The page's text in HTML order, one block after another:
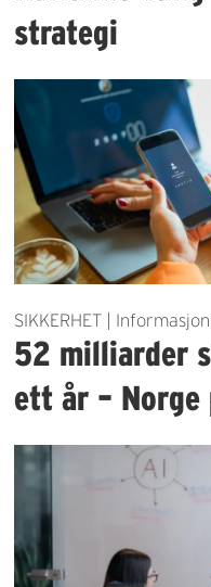
strategi
SIKKERHET |
52 milliarder
ett år – Norge